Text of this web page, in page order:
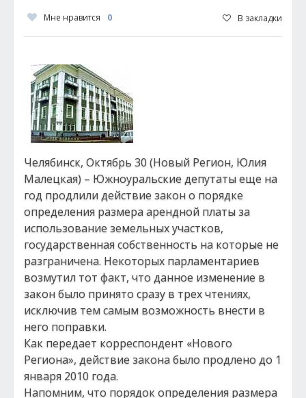
Мне нравится 0 В закладки
Челябинск, Октябрь 30 (Новый Регион, Юлия
Малецкая) – Южноуральские депутаты еще на
год продлили действие закон о порядке
определения размера арендной платы за
использование земельных участков,
государственная собственность на которые не
разграничена. Некоторых парламентариев
возмутил тот факт, что данное изменение в
закон было принято сразу в трех чтениях,
исключив тем самым возможность внести в
него поправки.
Как передает корреспондент «Нового
Региона», действие закона было продлено до 1
января 2010 года.
Напомним, что порядок определения размера